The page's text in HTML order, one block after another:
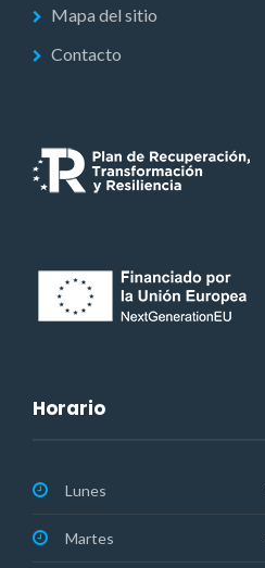
Mapa del sitio
Contacto
Horario
Lunes
Martes